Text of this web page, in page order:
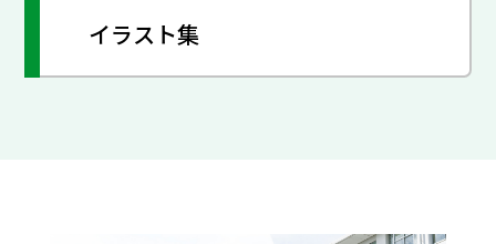
イラスト集